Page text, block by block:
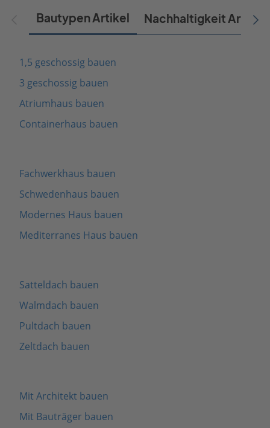
Bautypen Artikel Nachhaltigkeit Artikel
1,5 geschossig bauen
3 geschossig bauen
Atriumhaus bauen
Containerhaus bauen
Fachwerkhaus bauen
Schwedenhaus bauen
Modernes Haus bauen
Mediterranes Haus bauen
Satteldach bauen
Walmdach bauen
Pultdach bauen
Zeltdach bauen
Mit Architekt bauen
Mit Bauträger bauen